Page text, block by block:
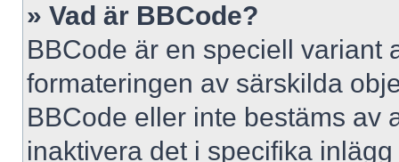
» Vad är BBCode?
BBCode är en speciell variant
formateringen av särskilda
BBCode eller inte bestäms av
inaktivera det i specifika